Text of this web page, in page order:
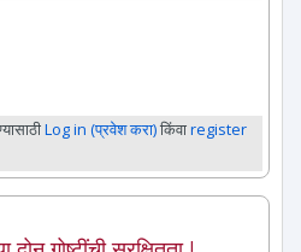
Log in (प्रवेश करा)किंवाregister